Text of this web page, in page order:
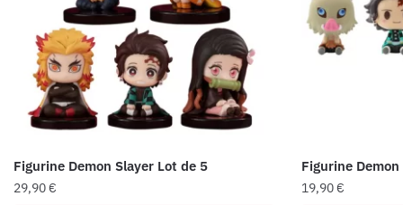
Figurine Demon Slayer Lot de 5
29,90€
Figurine
19,90€